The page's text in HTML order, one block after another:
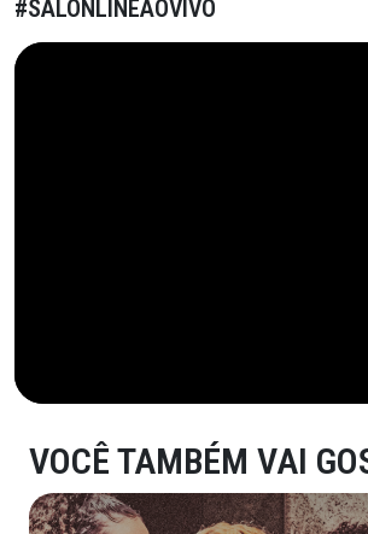
#SALONLINEAOVIVO
VOCÊ TAMBÉM VAI